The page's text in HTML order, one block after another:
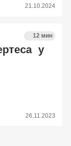
21.10.2024
12 мин
у
26.11.2023